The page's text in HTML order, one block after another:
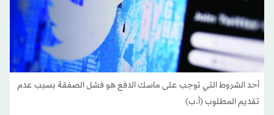
أحد الشروط التي توجب على ماسك الدفع هو فشل الصفقة بسبب عدم
تقديم المطلوب (أ.ب)